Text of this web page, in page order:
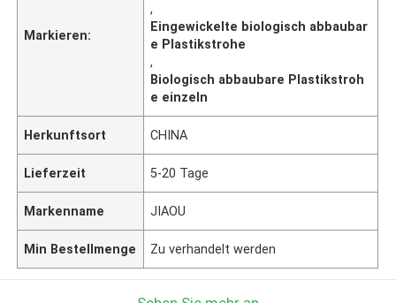
Markieren:
,
Eingewickelte biologisch abbaubar
e Plastikstrohe
,
Biologisch abbaubare Plastikstroh
e einzeln
Herkunftsort CHINA
Lieferzeit 5-20 Tage
Markenname JIAOU
Min Bestellmenge Zu verhandelt werden